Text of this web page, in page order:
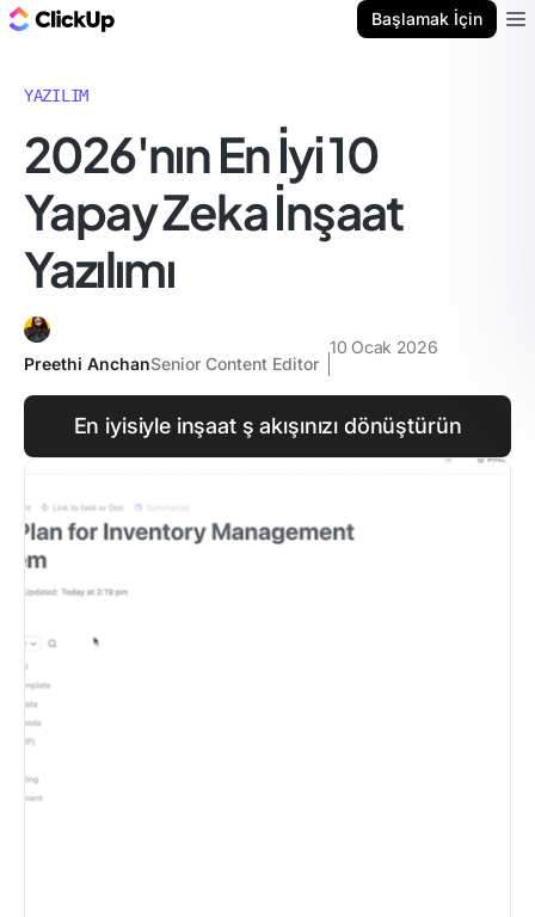
Başlamak İçin
YAZILIM
2026'nın En İyi 10
Yapay Zeka İnşaat
Yazılımı
Preethi AnchanSenior Content Editor
10 Ocak 2026
En iyisiyle inşaat ş akışınızı dönüştürün